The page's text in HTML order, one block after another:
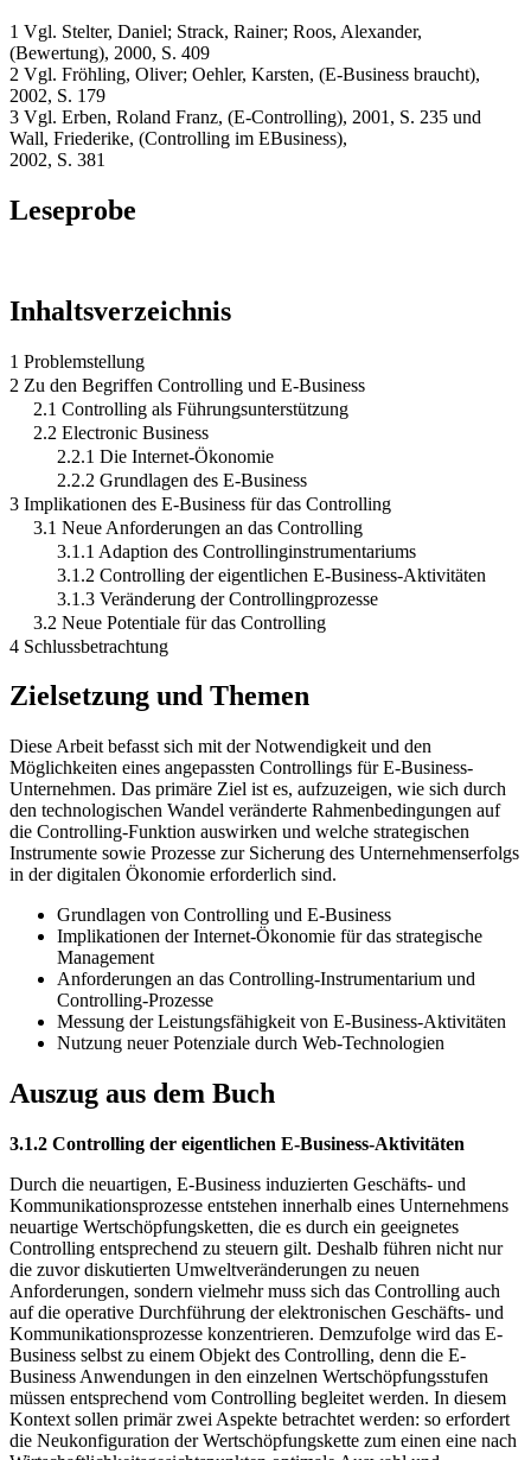
1 Vgl. Stelter, Daniel; Strack, Rainer; Roos, Alexander,
(Bewertung), 2000, S. 409
2 Vgl. Fröhling, Oliver; Oehler, Karsten, (E-Business braucht),
2002, S. 179
3 Vgl. Erben, Roland Franz, (E-Controlling), 2001, S. 235 und
Wall, Friederike, (Controlling im EBusiness),
2002, S. 381
Leseprobe
Inhaltsverzeichnis
1 Problemstellung
2 Zu den Begriffen Controlling und E-Business
2.1 Controlling als Führungsunterstützung
2.2 Electronic Business
2.2.1 Die Internet-Ökonomie
2.2.2 Grundlagen des E-Business
3 Implikationen des E-Business für das Controlling
3.1 Neue Anforderungen an das Controlling
3.1.1 Adaption des Controllinginstrumentariums
3.1.2 Controlling der eigentlichen E-Business-Aktivitäten
3.1.3 Veränderung der Controllingprozesse
3.2 Neue Potentiale für das Controlling
4 Schlussbetrachtung
Zielsetzung und Themen
Diese Arbeit befasst sich mit der Notwendigkeit und den
Möglichkeiten eines angepassten Controllings für E-Business-
Unternehmen. Das primäre Ziel ist es, aufzuzeigen, wie sich durch
den technologischen Wandel veränderte Rahmenbedingungen auf
die Controlling-Funktion auswirken und welche strategischen
Instrumente sowie Prozesse zur Sicherung des Unternehmenserfolgs
in der digitalen Ökonomie erforderlich sind.
Grundlagen von Controlling und E-Business
Implikationen der Internet-Ökonomie für das strategische
Management
Anforderungen an das Controlling-Instrumentarium und
Controlling-Prozesse
Messung der Leistungsfähigkeit von E-Business-Aktivitäten
Nutzung neuer Potenziale durch Web-Technologien
Auszug aus dem Buch
3.1.2 Controlling der eigentlichen E-Business-Aktivitäten
Durch die neuartigen, E-Business induzierten Geschäfts- und
Kommunikationsprozesse entstehen innerhalb eines Unternehmens
neuartige Wertschöpfungsketten, die es durch ein geeignetes
Controlling entsprechend zu steuern gilt. Deshalb führen nicht nur
die zuvor diskutierten Umweltveränderungen zu neuen
Anforderungen, sondern vielmehr muss sich das Controlling auch
auf die operative Durchführung der elektronischen Geschäfts- und
Kommunikationsprozesse konzentrieren. Demzufolge wird das E-
Business selbst zu einem Objekt des Controlling, denn die E-
Business Anwendungen in den einzelnen Wertschöpfungsstufen
müssen entsprechend vom Controlling begleitet werden. In diesem
Kontext sollen primär zwei Aspekte betrachtet werden: so erfordert
die Neukonfiguration der Wertschöpfungskette zum einen eine nach